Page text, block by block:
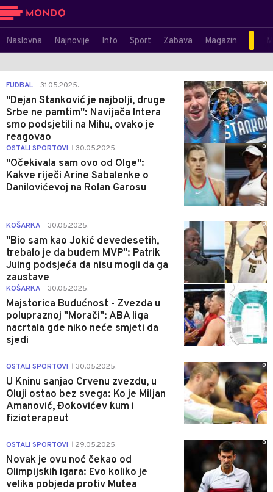
Naslovna Najnovije Info Sport Zabava Magazin
FUDBAL 31.05.2025.
"Dejan Stanković je najbolji, druge
Srbe ne pamtim": Navijača Intera
smo podsjetili na Mihu, ovako je
reagovao
0
OSTALI SPORTOVI 30.05.2025.
"Očekivala sam ovo od Olge":
Kakve riječi Arine Sabalenke o
Danilovićevoj na Rolan Garosu
0
KOŠARKA 30.05.2025.
"Bio sam kao Jokić devedesetih,
trebalo je da budem MVP": Patrik
Juing podsjeća da nisu mogli da ga
zaustave
0
KOŠARKA 30.05.2025.
Majstorica Budućnost - Zvezda u
polupraznoj "Morači": ABA liga
nacrtala gde niko neće smjeti da
sjedi
OSTALI SPORTOVI 30.05.2025.
U Kninu sanjao Crvenu zvezdu, u
Oluji ostao bez svega: Ko je Miljan
Amanović, Đokovićev kum i
fizioterapeut
0
OSTALI SPORTOVI 29.05.2025.
Novak je ovu noć čekao od
Olimpijskih igara: Evo koliko je
velika pobjeda protiv Mutea
0